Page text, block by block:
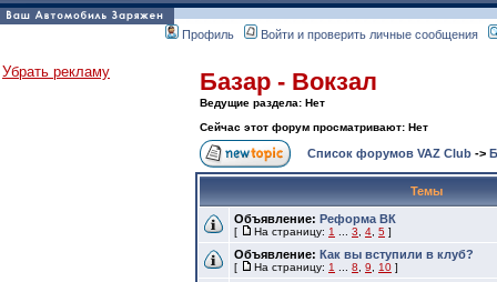
Профиль Войти и проверить личные сообщения
Убрать рекламу Базар - Вокзал
Ведущие раздела: Нет
Сейчас этот форум просматривают: Нет
Список форумов VAZ Club ->
Темы
Объявление: Реформа ВК
[ На страницу: 1 3 4 5 ]
Объявление: Как вы вступили в клуб?
[ На страницу: 1 8 9 10 ]